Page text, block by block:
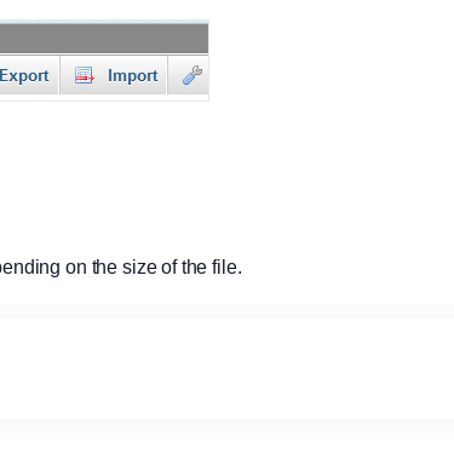
on the size of the file.